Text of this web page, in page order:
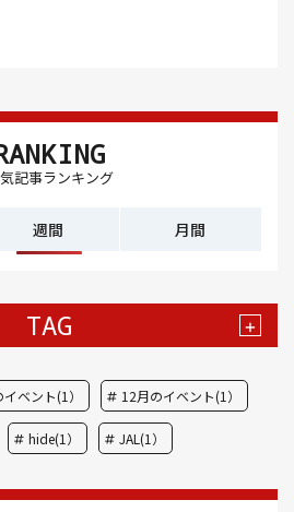
記事ランキング
週間 月間
TAG +
ベント(1） 12月のイベント(1）
hide(1） JAL(1）